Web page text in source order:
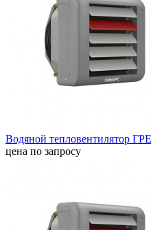
Водяной тепловентилятор
цена по запросу